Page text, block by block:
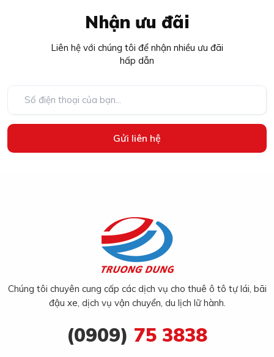
tuyệt đẹp mà Ô Tô Trường Dũng sắp giới thiệu dưới đây.
Nhận ưu đãi
Liên hệ với chúng tôi để nhận nhiều ưu đãi
hấp dẫn
Gửi liên hệ
Chúng tôi chuyên cung cấp các dịch vụ cho thuê ô tô tự lái, bãi
đậu xe, dịch vụ vận chuyển, du lịch lữ hành.
(0909) 75 3838